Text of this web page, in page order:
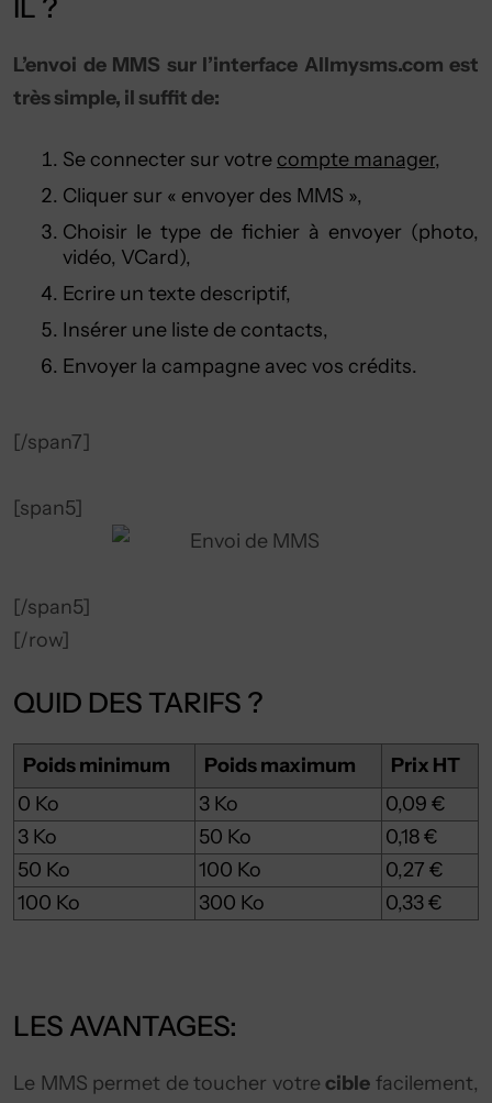
IL ?
L’envoi de MMS sur l’interface Allmysms.com est
très simple, il suffit de:
Se connecter sur votre compte manager,
Cliquer sur « envoyer des MMS »,
Choisir le type de fichier à envoyer (photo,
vidéo, VCard),
Ecrire un texte descriptif,
Insérer une liste de contacts,
Envoyer la campagne avec vos crédits.
[/span7]
[span5]
[/span5]
[/row]
QUID DES TARIFS ?
Poids minimum Poids maximum
Prix HT
0 Ko
3 Ko
0,09 €
3 Ko
50 Ko
0,18 €
50 Ko
100 Ko
0,27 €
100 Ko
300 Ko 0,33 €
LES AVANTAGES:
Le MMS permet de toucher votrecible facilement,